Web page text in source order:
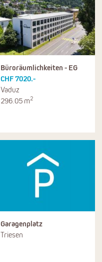
Büroräumlichkeiten - EG
CHF 7020.-
Vaduz
296.05 m2
Garagenplatz
Triesen